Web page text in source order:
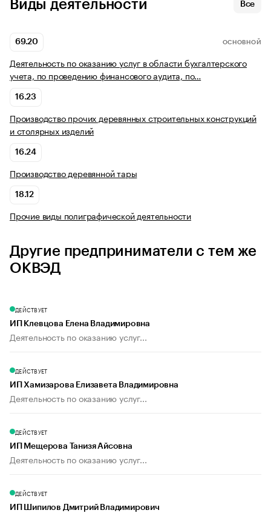
Виды деятельности Все
69.20 ОСНОВНОЙ
Деятельность по оказанию услуг в области бухгалтерского
учета, по проведению финансового аудита, по…
16.23
Производство прочих деревянных строительных конструкций
и столярных изделий
16.24
Производство деревянной тары
18.12
Прочие виды полиграфической деятельности
Другие предприниматели с тем же
ОКВЭД
ДЕЙСТВУЕТ
ИП Клевцова Елена Владимировна
Деятельность по оказанию услуг...
ДЕЙСТВУЕТ
ИП Хамизарова Елизавета Владимировна
Деятельность по оказанию услуг...
ДЕЙСТВУЕТ
ИП Мещерова Танизя Айсовна
Деятельность по оказанию услуг...
ДЕЙСТВУЕТ
ИП Шипилов Дмитрий Владимирович